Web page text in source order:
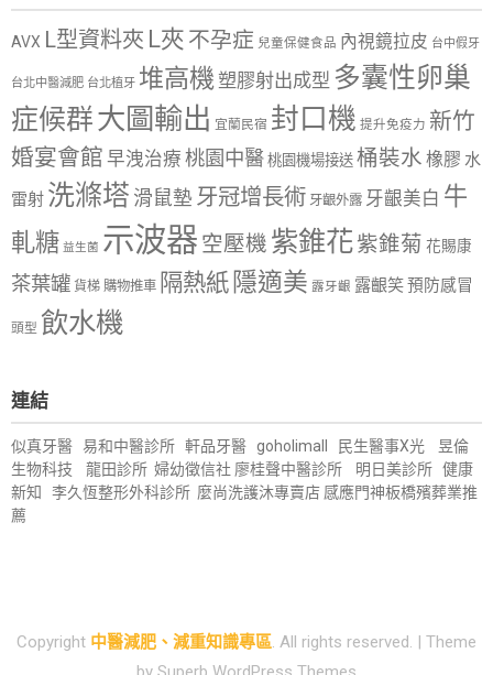
AVX L型資料夾 L夾 不孕症 兒童保健食品 內視鏡拉皮 台中假牙
台北中醫減肥 台北植牙 堆高機塑膠射出成型 多囊性卵巢
症候群大圖輸出 宜蘭民宿 封口機 提升免疫力 新竹
婚宴會館 早洩治療 桃園中醫 桃園機場接送 桶裝水 橡膠 水
雷射 洗滌塔 滑鼠墊 牙冠增長術 牙齦外露 牙齦美白 牛
軋糖 益生菌 示波器 空壓機 紫錐花紫錐菊 花賜康
茶葉罐 貨梯 購物推車 隔熱紙 隱適美 露牙齦 露齦笑預防感冒
頭型 飲水機
連結
似真牙醫 易和中醫診所 軒品牙醫 goholimall 民生醫事X光
昱倫
生物科技
龍田診所 婦幼徵信社 廖桂聲中醫診所 明日美診所 健康
新知
李久恆整形外科診所 麼尚洗護沐專賣店 感應門神板橋殯葬業推
薦
Copyright 中醫減肥、減重知識專區 . All rights reserved. | Theme